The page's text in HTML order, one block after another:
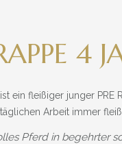
4
ein fleißiger junger PRE
Arbeit immer
Pferd in begehrter